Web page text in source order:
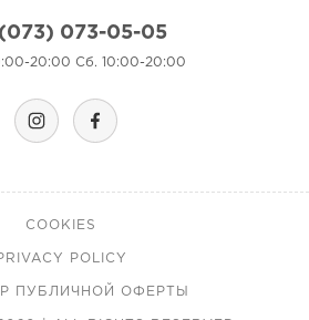
073-05-05
20:00 Сб. 10:00-20:00
COOKIES
POLICY
ПУБЛИЧНОЙ ОФЕРТЫ